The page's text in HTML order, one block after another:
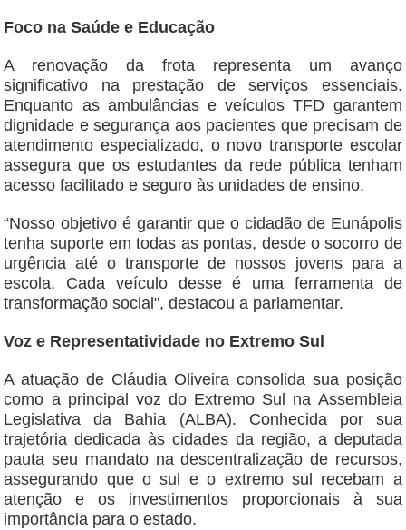
Foco na Saúde e Educação
A renovação da frota representa um avanço
significativo na prestação de serviços essenciais.
Enquanto as ambulâncias e veículos TFD garantem
dignidade e segurança aos pacientes que precisam de
atendimento especializado, o novo transporte escolar
assegura que os estudantes da rede pública tenham
acesso facilitado e seguro às unidades de ensino.
“Nosso objetivo é garantir que o cidadão de Eunápolis
tenha suporte em todas as pontas, desde o socorro de
urgência até o transporte de nossos jovens para a
escola. Cada veículo desse é uma ferramenta de
transformação social", destacou a parlamentar.
Voz e Representatividade no Extremo Sul
A atuação de Cláudia Oliveira consolida sua posição
como a principal voz do Extremo Sul na Assembleia
Legislativa da Bahia (ALBA). Conhecida por sua
trajetória dedicada às cidades da região, a deputada
pauta seu mandato na descentralização de recursos,
assegurando que o sul e o extremo sul recebam a
atenção e os investimentos proporcionais à sua
importância para o estado.